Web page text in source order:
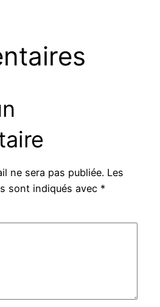
ne sera pas publiée. Les
sont indiqués avec *